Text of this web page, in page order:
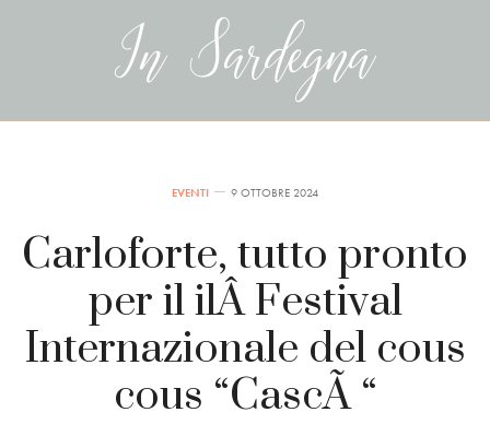
EVENTI 9 OTTOBRE 2024
Carloforte, tutto pronto
per il ilÂ Festival
Internazionale del cous
cous “CascÃ “